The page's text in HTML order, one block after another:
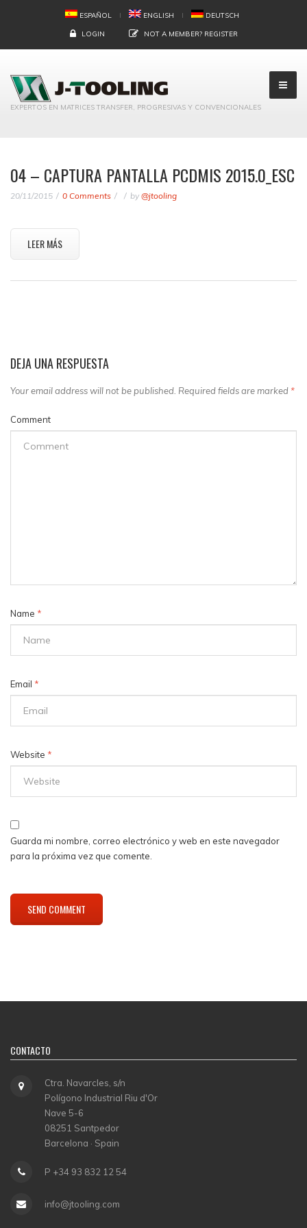
ESPAÑOL ENGLISH DEUTSCH
LOGIN NOT A MEMBER? REGISTER
EXPERTOS EN MATRICES TRANSFER, PROGRESIVAS Y CONVENCIONALES
04 – CAPTURA PANTALLA PCDMIS 2015.0_ESC
20/11/2015 0 Comments by @jtooling
LEER MÁS
DEJA UNA RESPUESTA
Your email address will not be published. Required fields are marked *
Comment
Name *
Email *
Website *
Guarda mi nombre, correo electrónico y web en este navegador
para la próxima vez que comente.
CONTACTO
Ctra. Navarcles, s/n
Polígono Industrial Riu d'Or
Nave 5-6
08251 Santpedor
Barcelona · Spain
P +34 93 832 12 54
info@jtooling.com